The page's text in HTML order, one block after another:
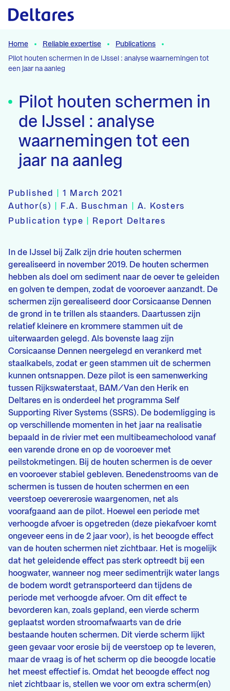
Naar hoofdcontent
Home Reliable expertise
Publications
Pilot houten schermen in de IJssel : analyse waarnemingen tot
een jaar na aanleg
Pilot houten schermen in
de IJssel : analyse
waarnemingen tot een
jaar na aanleg
Published |1 March 2021
Author(s)
F.A. Buschman
A. Kosters
Publication type
Report Deltares
In de IJssel bij Zalk zijn drie houten schermen
gerealiseerd in november 2019. De houten schermen
hebben als doel om sediment naar de oever te geleiden
en golven te dempen, zodat de vooroever aanzandt. De
schermen zijn gerealiseerd door Corsicaanse Dennen
de grond in te trillen als staanders. Daartussen zijn
relatief kleinere en krommere stammen uit de
uiterwaarden gelegd. Als bovenste laag zijn
Corsicaanse Dennen neergelegd en verankerd met
staalkabels, zodat er geen stammen uit de schermen
kunnen ontsnappen. Deze pilot is een samenwerking
tussen Rijkswaterstaat, BAM/Van den Herik en
Deltares en is onderdeel het programma Self
Supporting River Systems (SSRS). De bodemligging is
op verschillende momenten in het jaar na realisatie
bepaald in de rivier met een multibeamecholood vanaf
een varende drone en op de vooroever met
peilstokmetingen. Bij de houten schermen is de oever
en vooroever stabiel gebleven. Benedenstrooms van de
schermen is tussen de houten schermen en een
veerstoep oevererosie waargenomen, net als
voorafgaand aan de pilot. Hoewel een periode met
verhoogde afvoer is opgetreden (deze piekafvoer komt
ongeveer eens in de 2 jaar voor), is het beoogde effect
van de houten schermen niet zichtbaar. Het is mogelijk
dat het geleidende effect pas sterk optreedt bij een
hoogwater, wanneer nog meer sedimentrijk water langs
de bodem wordt getransporteerd dan tijdens de
periode met verhoogde afvoer. Om dit effect te
bevorderen kan, zoals gepland, een vierde scherm
geplaatst worden stroomafwaarts van de drie
bestaande houten schermen. Dit vierde scherm lijkt
geen gevaar voor erosie bij de veerstoep op te leveren,
maar de vraag is of het scherm op die beoogde locatie
het meest effectief is. Omdat het beoogde effect nog
niet zichtbaar is, stellen we voor om extra scherm(en)